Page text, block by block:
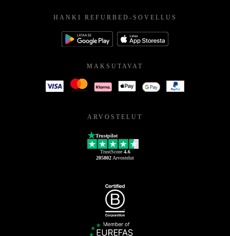
HANKI REFURBED-SOVELLUS
MAKSUTAVAT
ARVOSTELUT
Trustpilot
TrustScore 4.6
205802 Arvostelut